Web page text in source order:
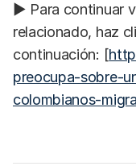
▶️ Para continuar
relacionado, haz
continuación: [
preocupa-sobre-
colombianos-